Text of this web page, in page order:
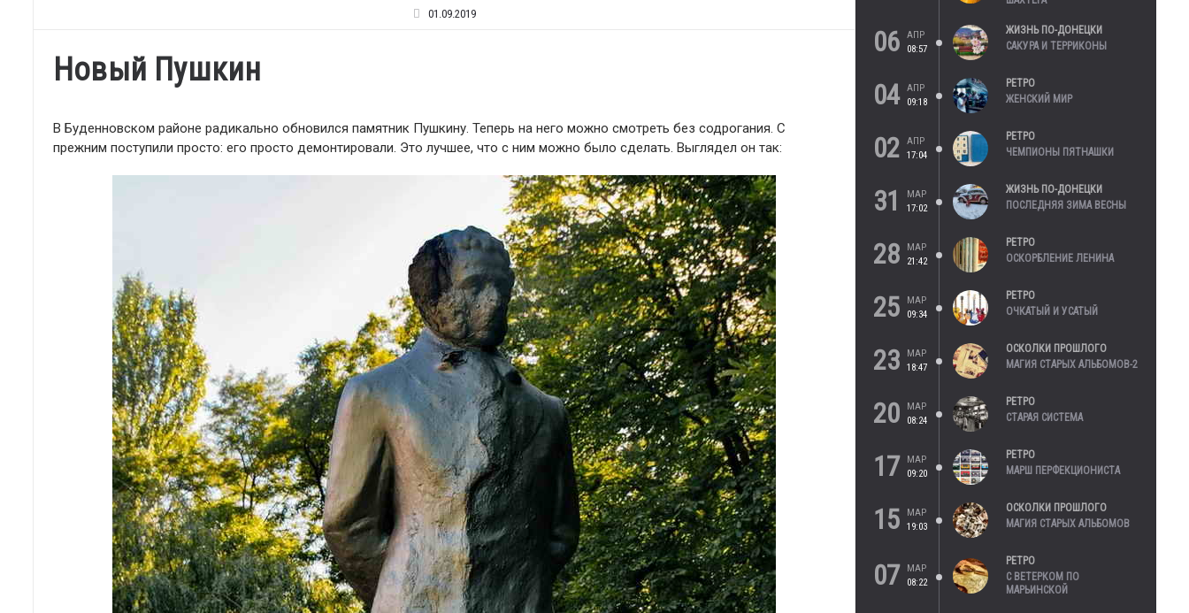
01.09.2019
Новый Пушкин
В Буденновском районе радикально обновился памятник Пушкину. Теперь на него можно смотреть без содрогания. С
прежним поступили просто: его просто демонтировали. Это лучшее, что с ним можно было сделать. Выглядел он так:
06
АПР
08:57
ЖИЗНЬ ПО-ДОНЕЦКИ
САКУРА И ТЕРРИКОНЫ
04
АПР
09:18
РЕТРО
ЖЕНСКИЙ МИР
02
АПР
17:04
РЕТРО
ЧЕМПИОНЫ ПЯТНАШКИ
31
МАР
17:02
ЖИЗНЬ ПО-ДОНЕЦКИ
ПОСЛЕДНЯЯ ЗИМА ВЕСНЫ
28
МАР
21:42
РЕТРО
ОСКОРБЛЕНИЕ ЛЕНИНА
25
МАР
09:34
РЕТРО
ОЧКАТЫЙ И УСАТЫЙ
23
МАР
18:47
ОСКОЛКИ ПРОШЛОГО
МАГИЯ СТАРЫХ АЛЬБОМОВ-2
20
МАР
08:24
РЕТРО
СТАРАЯ СИСТЕМА
17
МАР
09:20
РЕТРО
МАРШ ПЕРФЕКЦИОНИСТА
15
МАР
19:03
ОСКОЛКИ ПРОШЛОГО
МАГИЯ СТАРЫХ АЛЬБОМОВ
07
МАР
08:22
РЕТРО
С ВЕТЕРКОМ ПО
МАРЬИНСКОЙ